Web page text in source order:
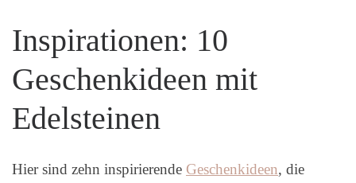
Inspirationen: 10
Geschenkideen mit
Edelsteinen
Hier sind zehn inspirierende Geschenkideen, die